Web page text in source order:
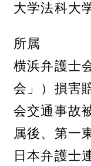
大学法科大
所属
横浜弁護士
会」）損害
会交通事故
属後、第一
日本弁護士